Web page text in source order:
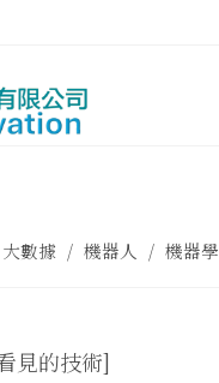
大數據 / 機器人 / 機器
見的技術]